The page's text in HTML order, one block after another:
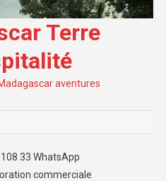
Terre
aventures
33 WhatsApp
commerciale